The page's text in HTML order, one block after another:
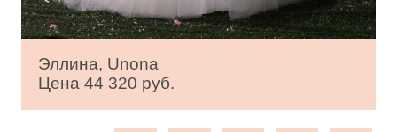
Эллина, Unona
Цена 44 320 руб.